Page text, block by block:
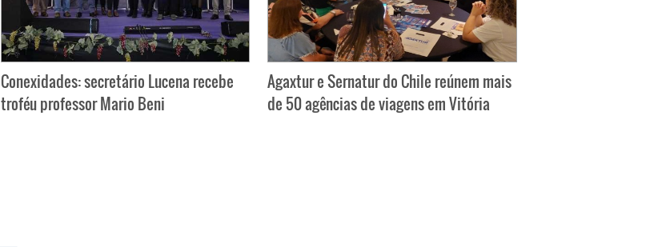
Conexidades: secretário Lucena recebe
troféu professor Mario Beni
Agaxtur e Sernatur do Chile reúnem mais
de 50 agências de viagens em Vitória